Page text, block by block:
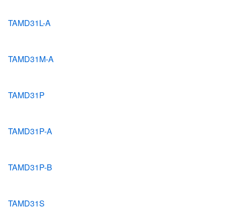
TAMD31L-A
TAMD31M-A
TAMD31P
TAMD31P-A
TAMD31P-B
TAMD31S